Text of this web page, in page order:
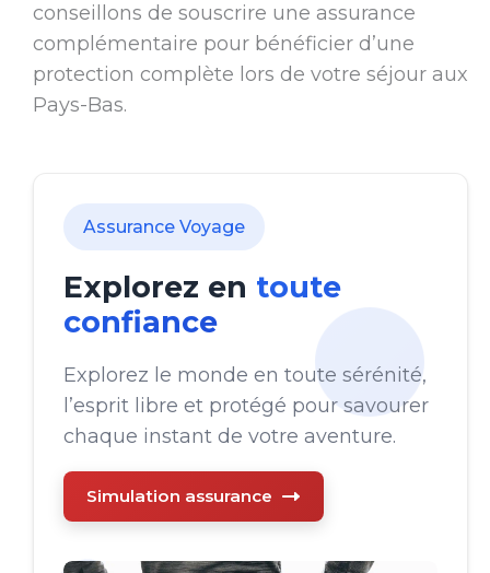
conseillons de souscrire une assurance
complémentaire pour bénéficier d’une
protection complète lors de votre séjour aux
Pays-Bas.
Assurance Voyage
Explorez en toute
confiance
Explorez le monde en toute sérénité,
l’esprit libre et protégé pour savourer
chaque instant de votre aventure.
Simulation assurance